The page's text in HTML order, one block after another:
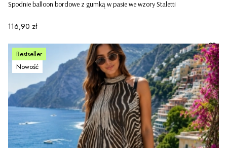
Spodnie balloon bordowe z gumką w pasie we wzory Staletti
Cena
116,90 zł
Bestseller
Nowość